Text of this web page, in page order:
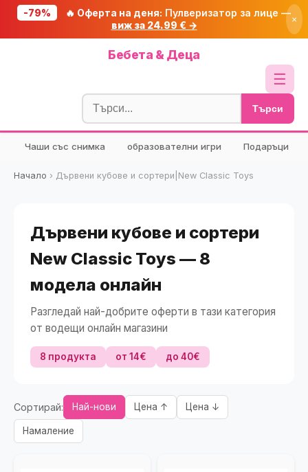
-79% 🔥 Оферта на деня: Пулверизатор за лице —
виж за 24.99 € →
×
Бебета & Деца
☰
Блог
🧮 Калкулатори
🔍 Намери продукт
🎁 Подарък
Търси
Чаши със снимка образователни игри Подаръци
Начало › Дървени кубове и сортери|New Classic Toys
Дървени кубове и сортери
New Classic Toys — 8
модела онлайн
Разгледай най-добрите оферти в тази категория
от водещи онлайн магазини
8 продукта от 14€ до 40€
Сортирай: Най-нови Цена ↑ Цена ↓
Намаление